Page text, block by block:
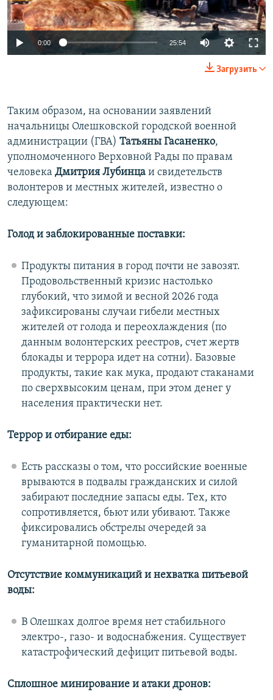
720p 1080p
0:00 25:54 Auto
240p
720p
1080p
Загрузить
Таким образом, на основании заявлений
начальницы Олешковской городской военной
администрации (ГВА) Татьяны Гасаненко,
уполномоченного Верховной Рады по правам
человека Дмитрия Лубинца и свидетельств
волонтеров и местных жителей, известно о
следующем:
Голод и заблокированные поставки:
Продукты питания в город почти не завозят.
Продовольственный кризис настолько
глубокий, что зимой и весной 2026 года
зафиксированы случаи гибели местных
жителей от голода и переохлаждения (по
данным волонтерских реестров, счет жертв
блокады и террора идет на сотни). Базовые
продукты, такие как мука, продают стаканами
по сверхвысоким ценам, при этом денег у
населения практически нет.
Террор и отбирание еды:
Есть рассказы о том, что российские военные
врываются в подвалы гражданских и силой
забирают последние запасы еды. Тех, кто
сопротивляется, бьют или убивают. Также
фиксировались обстрелы очередей за
гуманитарной помощью.
Отсутствие коммуникаций и нехватка питьевой
воды:
В Олешках долгое время нет стабильного
электро-, газо- и водоснабжения. Существует
катастрофический дефицит питьевой воды.
Сплошное минирование и атаки дронов: